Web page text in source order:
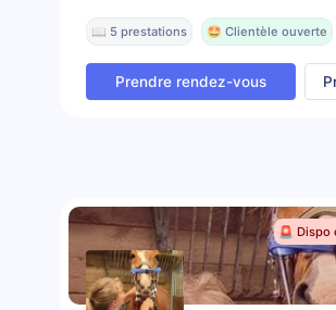
📖 5 prestations 🤩 Clientèle ouverte
Prendre rendez-vous
🚨 Dispo